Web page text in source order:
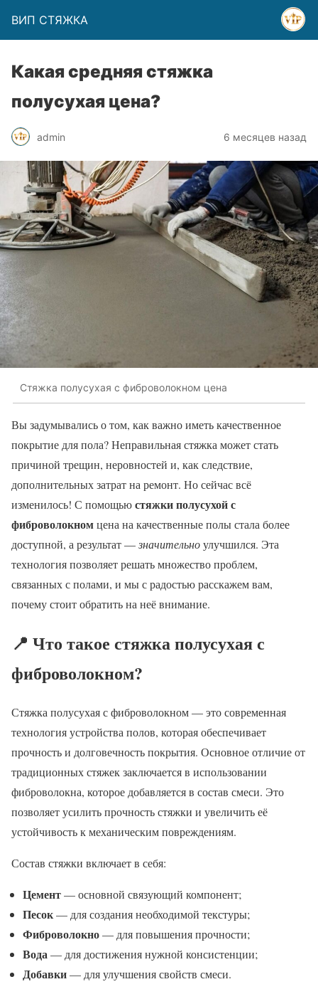
ВИП СТЯЖКА
Какая средняя стяжка
полусухая цена?
admin 6 месяцев назад
Стяжка полусухая с фиброволокном цена
Вы задумывались о том, как важно иметь качественное
покрытие для пола? Неправильная стяжка может стать
причиной трещин, неровностей и, как следствие,
дополнительных затрат на ремонт. Но сейчас всё
изменилось! С помощьюстяжки полусухой с
фиброволокномцена на качественные полы стала более
доступной, а результат —значительноулучшился. Эта
технология позволяет решать множество проблем,
связанных с полами, и мы с радостью расскажем вам,
почему стоит обратить на неё внимание.
📍 Что такое стяжка полусухая с
фиброволокном?
Стяжка полусухая с фиброволокном — это современная
технология устройства полов, которая обеспечивает
прочность и долговечность покрытия. Основное отличие от
традиционных стяжек заключается в использовании
фиброволокна, которое добавляется в состав смеси. Это
позволяет усилить прочность стяжки и увеличить её
устойчивость к механическим повреждениям.
Состав стяжки включает в себя:
Цемент— основной связующий компонент;
Песок— для создания необходимой текстуры;
Фиброволокно— для повышения прочности;
Вода— для достижения нужной консистенции;
Добавки— для улучшения свойств смеси.